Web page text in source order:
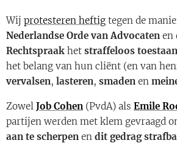
Wij protesteren heftig tegen de
Nederlandse Orde van Advocaten en
Rechtspraak het straffeloos toestaan
het belang van hun cliënt (en van
vervalsen, lasteren, smaden en
Zowel Job Cohen (PvdA) als Emile
partijen werden met klem gevraagd
aan te scherpen en dit gedrag